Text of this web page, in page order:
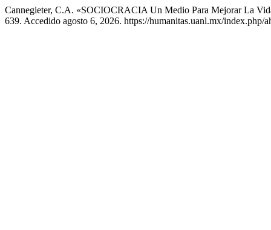
Cannegieter, C.A. «SOCIOCRACIA Un Medio Para Mejorar La
639. Accedido agosto 6, 2026. https://humanitas.uanl.mx/index.php/